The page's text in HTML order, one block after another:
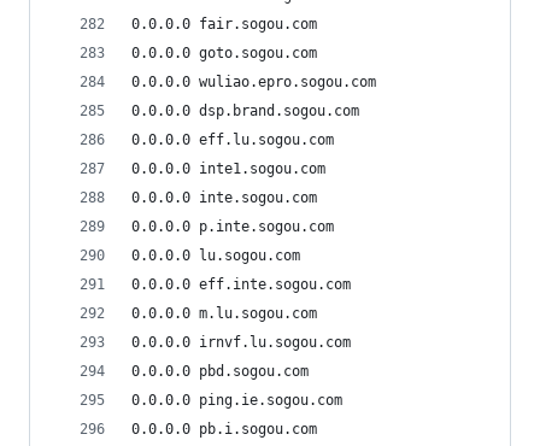
0.0.0.0 fair.sogou.com
0.0.0.0 goto.sogou.com
0.0.0.0 wuliao.epro.sogou.com
0.0.0.0 dsp.brand.sogou.com
0.0.0.0 eff.lu.sogou.com
0.0.0.0 inte1.sogou.com
0.0.0.0 inte.sogou.com
0.0.0.0 p.inte.sogou.com
0.0.0.0 lu.sogou.com
0.0.0.0 eff.inte.sogou.com
0.0.0.0 m.lu.sogou.com
0.0.0.0 irnvf.lu.sogou.com
0.0.0.0 pbd.sogou.com
0.0.0.0 ping.ie.sogou.com
0.0.0.0 pb.i.sogou.com